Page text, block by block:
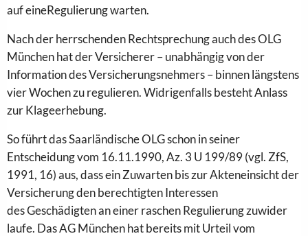
aufeineRegulierungwarten.
Nachderherrschenden Rechtsprechung auch des OLG
München hatderVersicherer – unabhängig vonder
Information desVersicherungsnehmers– binnen längstens
vierWochenzuregulieren. Widrigenfalls besteht Anlass
zur Klageerhebung.
So führt das Saarländische OLG schon in seiner
Entscheidung vom 16.11.1990, Az. 3 U 199/89 (vgl. ZfS,
1991, 16) aus, dass ein Zuwarten bis zur Akteneinsichtder
Versicherungden berechtigten Interessen
desGeschädigtenaneinerraschenRegulierungzuwider
laufe. Das AG München hat bereits mit Urteil vom